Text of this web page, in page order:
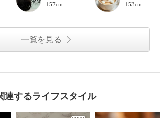
157cm 153cm
一覧を見る
連するライフスタイル